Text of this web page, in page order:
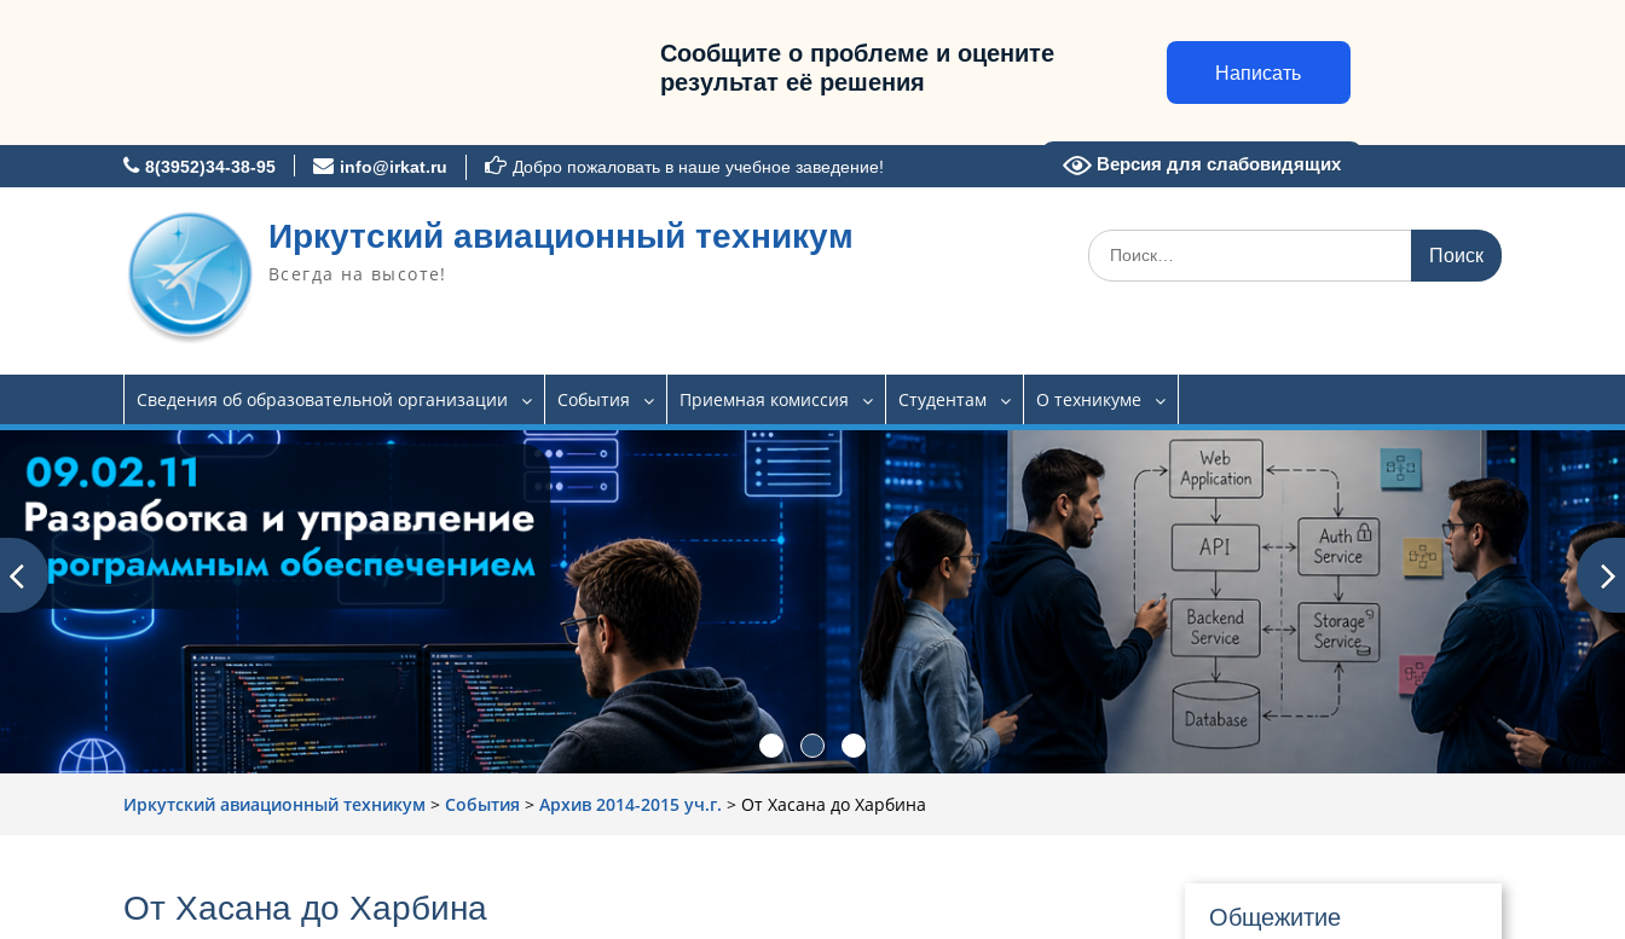
Сообщите о проблеме и оцените
результат её решения
Написать
к
8(3952)34-38-95 info@irkat.ru Добро пожаловать в наше учебное заведение! Версия для слабовидящих
Иркутский авиационный техникум
Всегда на высоте!
Искать:
Сведения об образовательной организации События Приемная комиссия Студентам О техникуме
Иркутский авиационный техникум > События > Архив 2014-2015 уч.г. > От Хасана до Харбина
От Хасана до Харбина Общежитие